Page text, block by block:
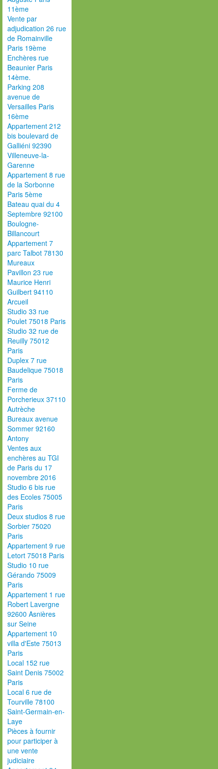
11ème
Vente par
adjudication 26 rue
de Romainville
Paris 19ème
Enchères rue
Beaunier Paris
14ème.
Parking 208
avenue de
Versailles Paris
16ème
Appartement 212
bis boulevard de
Galliéni 92390
Villeneuve-la-
Garenne
Appartement 8 rue
de la Sorbonne
Paris 5ème
Bateau quai du 4
Septembre 92100
Boulogne-
Billancourt
Appartement 7
parc Talbot 78130
Mureaux
Pavillon 23 rue
Maurice Henri
Guilbert 94110
Arcueil
Studio 33 rue
Poulet 75018 Paris
Studio 32 rue de
Reuilly 75012
Paris
Duplex 7 rue
Baudelique 75018
Paris
Ferme de
Porcherieux 37110
Autrèche
Bureaux avenue
Sommer 92160
Antony
Ventes aux
enchères au TGI
de Paris du 17
novembre 2016
Studio 6 bis rue
des Ecoles 75005
Paris
Deux studios 8 rue
Sorbier 75020
Paris
Appartement 9 rue
Letort 75018 Paris
Studio 10 rue
Gérando 75009
Paris
Appartement 1 rue
Robert Lavergne
92600 Asnières
sur Seine
Appartement 10
villa d'Este 75013
Paris
Local 152 rue
Saint Denis 75002
Paris
Local 6 rue de
Tourville 78100
Saint-Germain-en-
Laye
Pièces à fournir
pour participer à
une vente
judiciaire